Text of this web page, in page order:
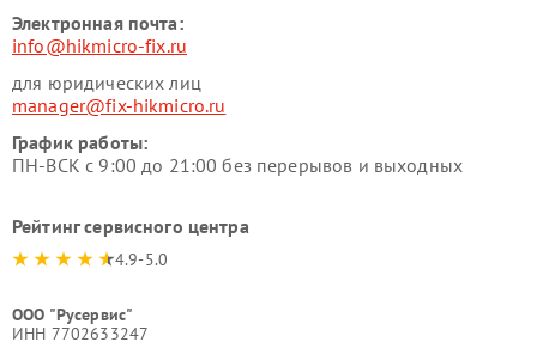
Электронная почта:
info@hikmicro-fix.ru
для юридических лиц
manager@fix-hikmicro.ru
График работы:
ПН-ВСК с 9:00 до 21:00 без перерывов и выходных
Рейтинг сервисного центра
4.9-5.0
ООО "Русервис"
ИНН 7702633247